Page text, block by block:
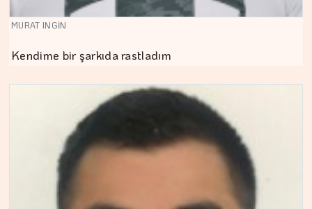
MURAT INGİN
Kendime bir şarkıda rastladım